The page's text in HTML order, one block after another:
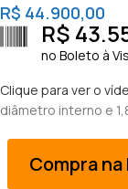
R$ 44.900,00
R$
no Boleto à
Clique para ver o
diâmetro interno e
Compra